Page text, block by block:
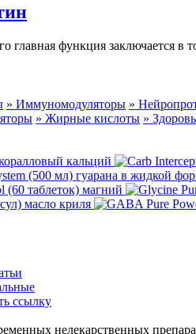
главная функция заключается
» Иммуномодуляторы »
» Жирные кислоты »
кальций
(60 таблеток) магний
масло криля
нелекарственных